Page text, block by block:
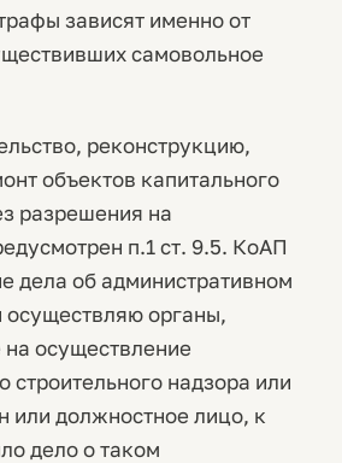
зависят именно от
самовольное
реконструкцию,
объектов капитального
разрешения на
п.1 ст. 9.5. КоАП
дела об административном
органы,
осуществление
строительного надзора или
или должностное лицо, к
дело о таком